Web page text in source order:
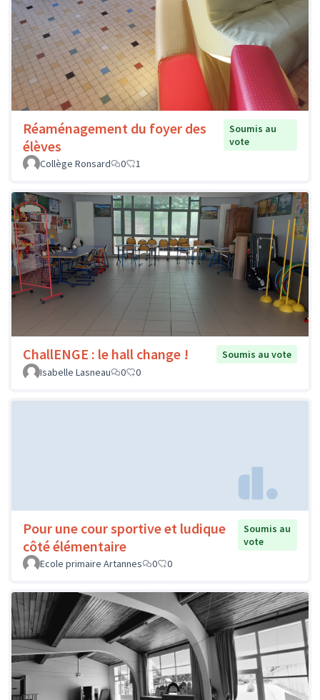
Réaménagement du foyer des
élèves
Soumis au
vote
Collège Ronsard
0 1
ChallENGE : le hall change !
Soumis au vote
Isabelle Lasneau
0 0
Pour une cour sportive et ludique
côté élémentaire
Soumis au
vote
Ecole primaire Artannes
0 0